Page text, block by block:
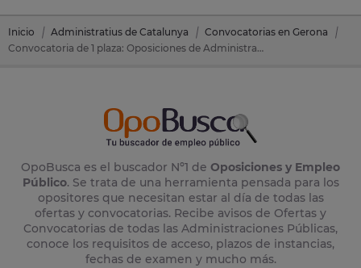
Inicio Administratius de Catalunya
Convocatorias en Gerona
Convocatoria de 1 plaza: Oposiciones de Administratius de Catalunya en Blanes (Gerona)
OpoBusca es el buscador Nº1 de Oposiciones y Empleo
Público. Se trata de una herramienta pensada para los
opositores que necesitan estar al día de todas las
ofertas y convocatorias. Recibe avisos de Ofertas y
Convocatorias de todas las Administraciones Públicas,
conoce los requisitos de acceso, plazos de instancias,
fechas de examen y mucho más.